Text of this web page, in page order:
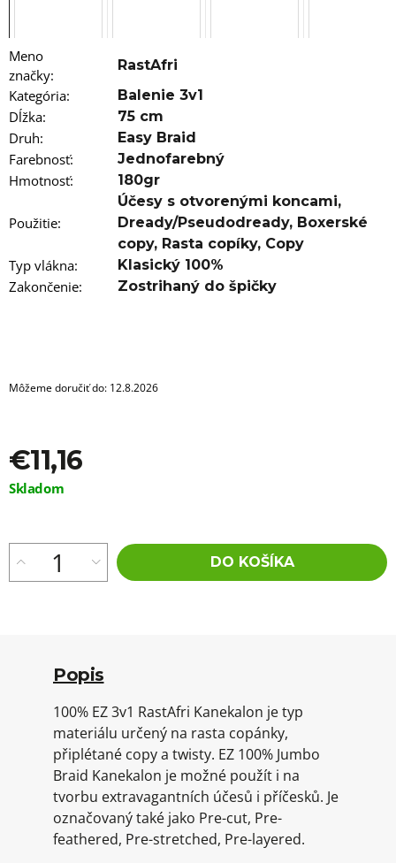
Meno
značky:
RastAfri
Kategória: Balenie 3v1
Dĺžka: 75 cm
Druh: Easy Braid
Farebnosť: Jednofarebný
Hmotnosť: 180gr
Použitie:
Účesy s otvorenými koncami,
Dready/Pseudodready, Boxerské
copy, Rasta copíky, Copy
Typ vlákna: Klasický 100%
Zakončenie: Zostrihaný do špičky
Môžeme doručiť do: 12.8.2026
€11,16
Jednotková
Skladom
DO KOŠÍKA
Popis
100% EZ 3v1 RastAfri Kanekalon je typ
materiálu určený na rasta copánky,
připlétané copy a twisty. EZ 100% Jumbo
Braid Kanekalon je možné použít i na
tvorbu extravagantních účesů i příčesků. Je
označovaný také jako Pre-cut, Pre-
feathered, Pre-stretched, Pre-layered.
100%
EZ
KANEKALON
L-
RED
€4,20
Pôvodne:
€6